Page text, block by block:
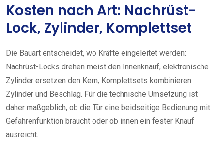
Kosten nach Art: Nachrüst-
Lock, Zylinder, Komplettset
Die Bauart entscheidet, wo Kräfte eingeleitet werden:
Nachrüst-Locks drehen meist den Innenknauf, elektronische
Zylinder ersetzen den Kern, Komplettsets kombinieren
Zylinder und Beschlag. Für die technische Umsetzung ist
daher maßgeblich, ob die Tür eine beidseitige Bedienung mit
Gefahrenfunktion braucht oder ob innen ein fester Knauf
ausreicht.